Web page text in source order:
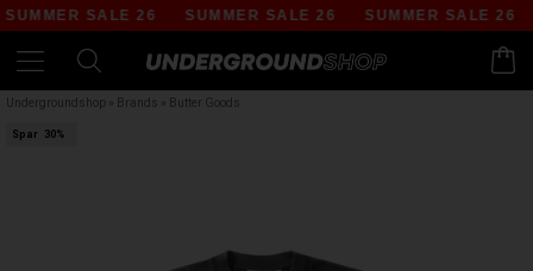
SALE 26 SUMMER SALE 26 SUMMER SALE 26
Undergroundshop Brands Butter Goods
Spar 30%